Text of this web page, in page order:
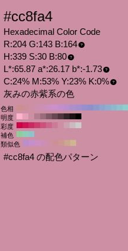
#cc8fa4
Hexadecimal Color Code
R:204 G:143 B:164
H:339 S:30 B:80
L*:65.87 a*:26.17 b*:-1.73
C:24% M:53% Y:23% K:0%
灰みの赤紫系の色
色相
明度
彩度
補色
類似色
#cc8fa4 の配色パターン